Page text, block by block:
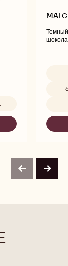
previousnext